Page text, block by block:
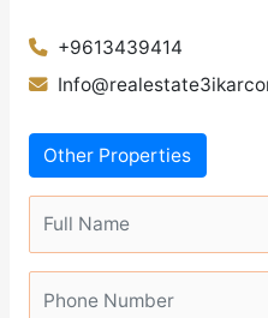
+9613439414
Other Properties